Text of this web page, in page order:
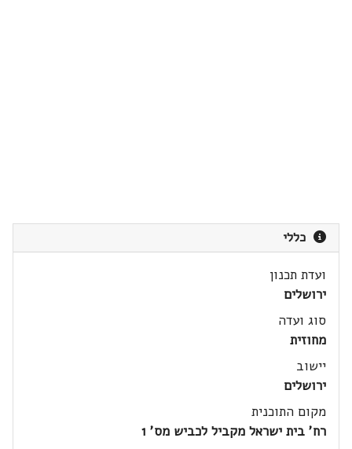
כללי
ועדת תכנון
ירושלים
סוג ועדה
מחוזית
יישוב
ירושלים
מקום התוכנית
רח' בית ישראל מקביל לכביש מס' 1